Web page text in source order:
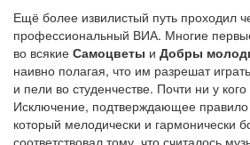
Ещё более извилистый путь проходил
профессиональный ВИА. Многие
во всякие Самоцветы и Добры
наивно полагая, что им разрешат
и пели во студенчестве. Почти ни у
Исключение, подтверждающее
который мелодически и гармонически
соответствовал тому, что считалось